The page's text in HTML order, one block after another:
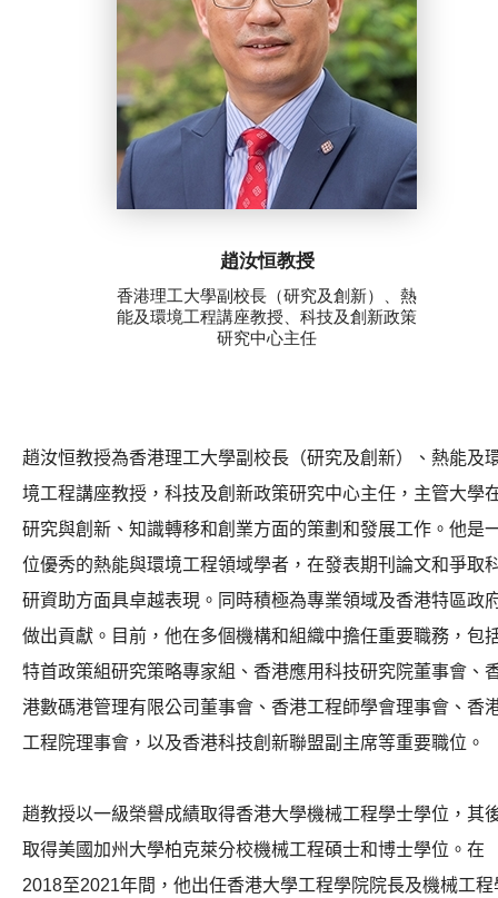
趙汝恒教授
香港理工大學副校長（研究及創新）、熱
能及環境工程講座教授、科技及創新政策
研究中心主任
趙汝恒教授為香港理工大學副校長（研究及創新）、熱能及
境工程講座教授，科技及創新政策研究中心主任，主管大學
研究與創新、知識轉移和創業方面的策劃和發展工作。 他是
位優秀的熱能與環境工程領域學者，在發表期刊論文和爭取
研資助方面具卓越表現。同時積極為專業領域及香港特區政
做出貢獻。目前，他在多個機構和組織中擔任重要職務，包
特首政策組研究策略專家組、香港應用科技研究院董事會、
港數碼港管理有限公司董事會、香港工程師學會理事會、香
工程院理事會，以及香港科技創新聯盟副主席等重要職位。
趙教授以一級榮譽成績取得香港大學機械工程學士學位，其
取得美國加州大學柏克萊分校機械工程碩士和博士學位。在
2018至2021年間，他出任香港大學工程學院院長及機械工程